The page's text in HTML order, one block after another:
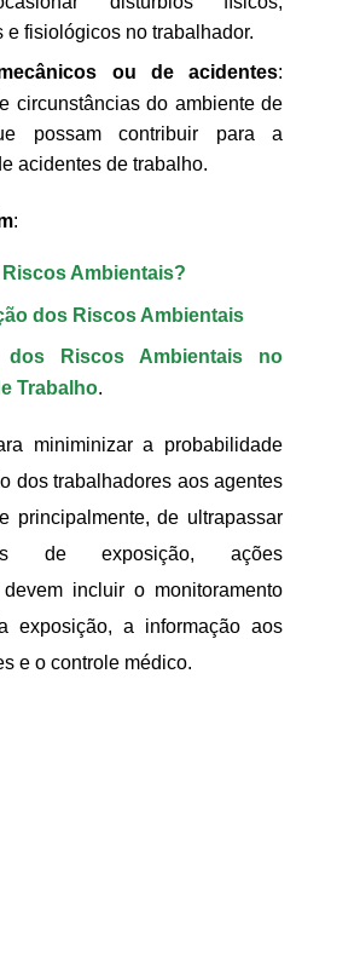
e fisiológicos no trabalhador.
ou de acidentes:
circunstâncias do ambiente de
possam contribuir para a
acidentes de trabalho.
:
Ambientais?
dos Riscos Ambientais
dos Riscos Ambientais no
Trabalho.
miniminizar a probabilidade
dos trabalhadores aos agentes
principalmente, de ultrapassar
de exposição, ações
devem incluir o monitoramento
exposição, a informação aos
e o controle médico.